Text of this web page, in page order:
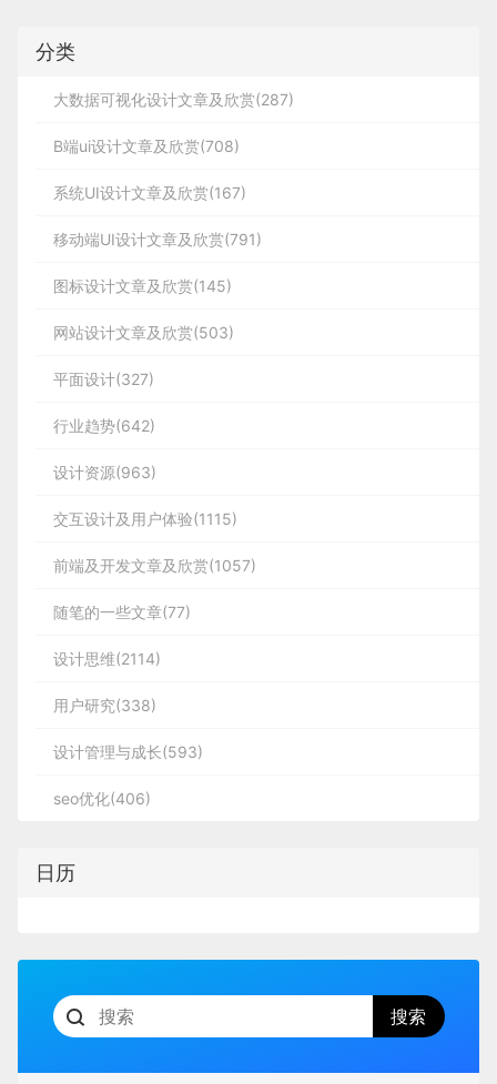
分类
大数据可视化设计文章及欣赏(287)
B端ui设计文章及欣赏(708)
系统UI设计文章及欣赏(167)
移动端UI设计文章及欣赏(791)
图标设计文章及欣赏(145)
网站设计文章及欣赏(503)
平面设计(327)
行业趋势(642)
设计资源(963)
交互设计及用户体验(1115)
前端及开发文章及欣赏(1057)
随笔的一些文章(77)
设计思维(2114)
用户研究(338)
设计管理与成长(593)
seo优化(406)
日历